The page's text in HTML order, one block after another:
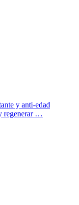
y anti-edad
regenerar …